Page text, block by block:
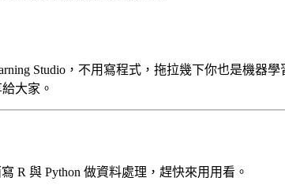
Studio，不用寫程式，拖拉幾下你也是機器
大家。
R 與 Python 做資料處理，趕快來用用看。